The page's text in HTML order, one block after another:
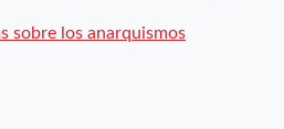
sobre los anarquismos